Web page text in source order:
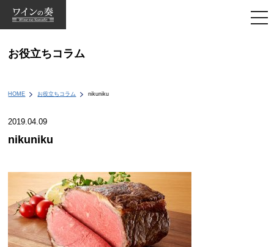
お役立ちコラム
HOME お役立ちコラム nikuniku
2019.04.09
nikuniku